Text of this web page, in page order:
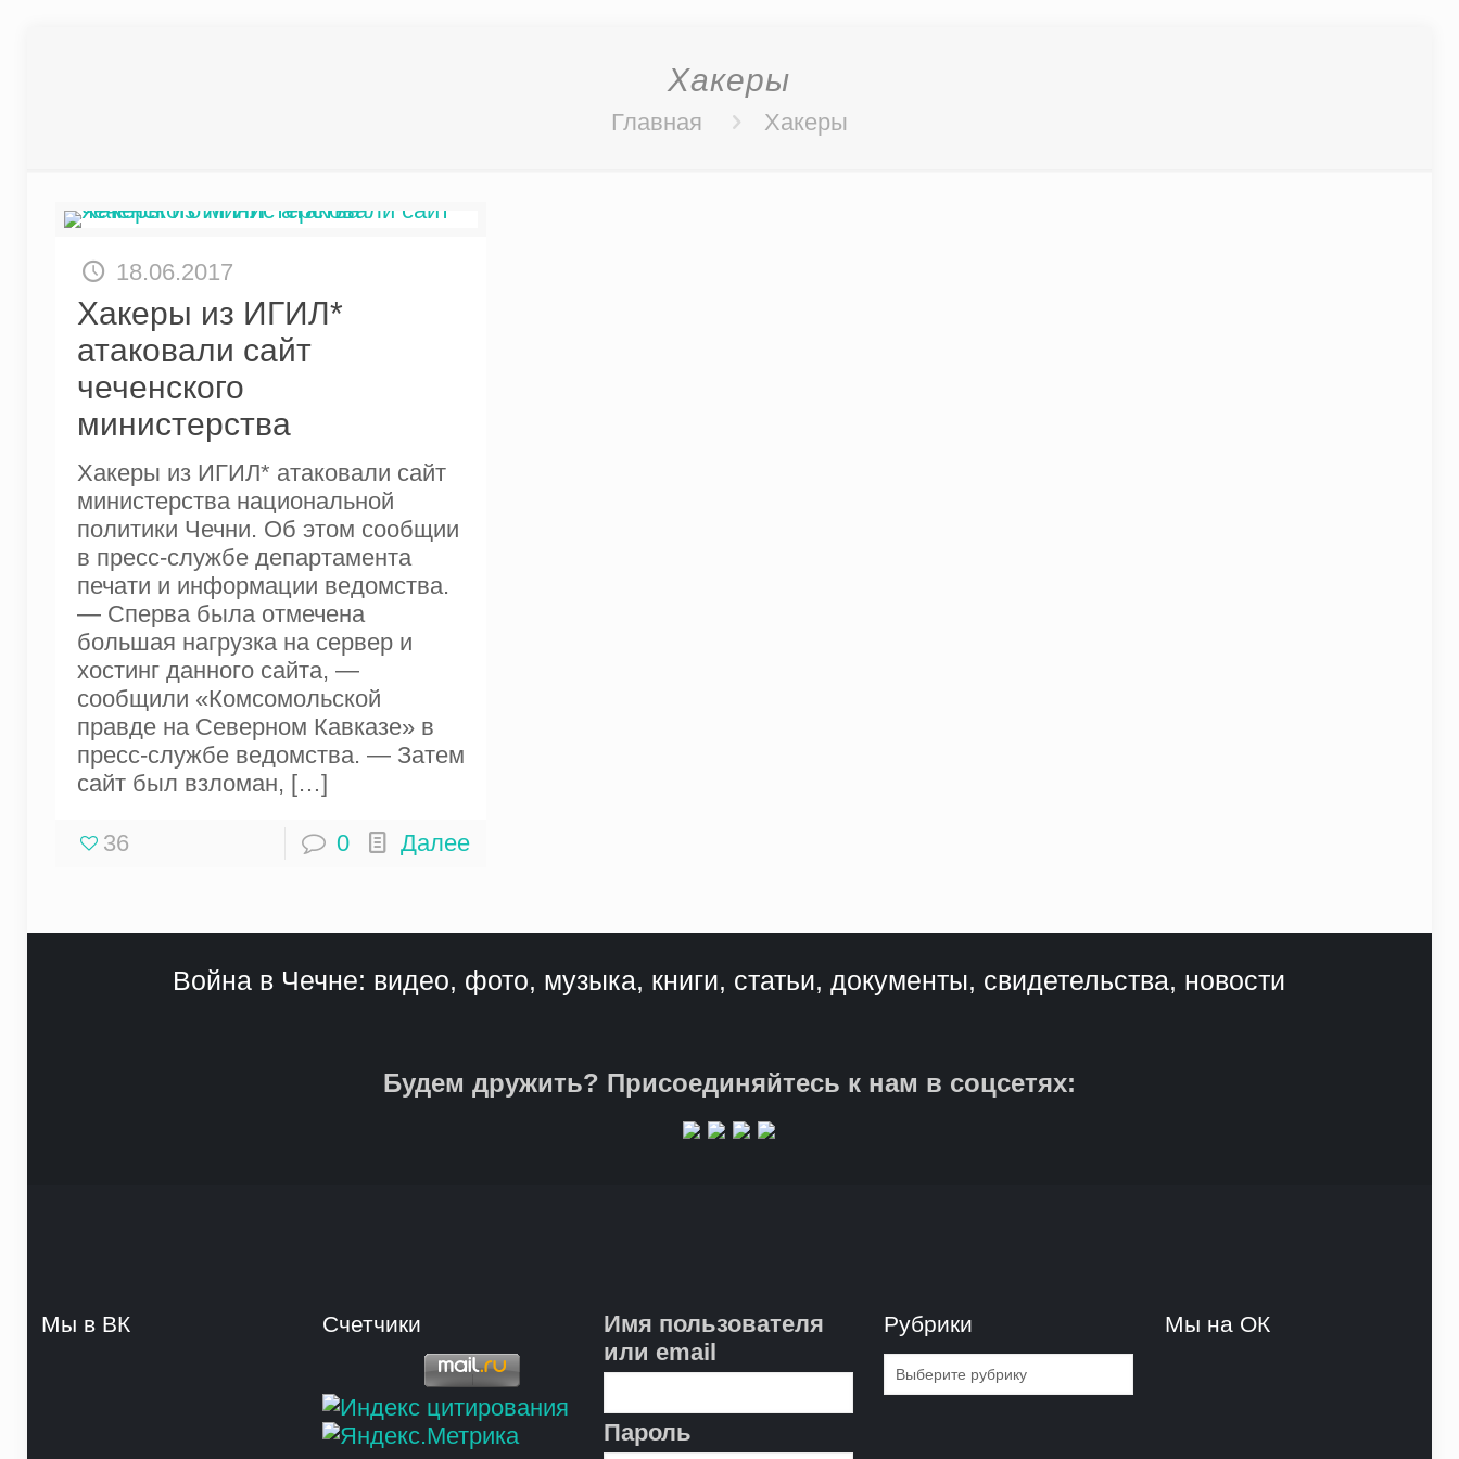
Хакеры
Главная Хакеры
18.06.2017
Хакеры из ИГИЛ*
атаковали сайт
чеченского
министерства
Хакеры из ИГИЛ* атаковали сайт
министерства национальной
политики Чечни. Об этом сообщии
в пресс-службе департамента
печати и информации ведомства.
— Сперва была отмечена
большая нагрузка на сервер и
хостинг данного сайта, —
сообщили «Комсомольской
правде на Северном Кавказе» в
пресс-службе ведомства. — Затем
сайт был взломан, […]
36 0 Далее
Война в Чечне: видео, фото, музыка, книги, статьи, документы, свидетельства, новости
Будем дружить? Присоединяйтесь к нам в соцсетях:
Мы в ВК Счетчики
Имя пользователя
или email
Пароль
Рубрики
Рубрики
Мы на ОК